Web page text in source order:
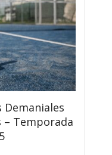
Demaniales
– Temporada